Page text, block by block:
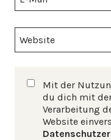
Website
Mit der
du dich mit
Verarbeitung
Website